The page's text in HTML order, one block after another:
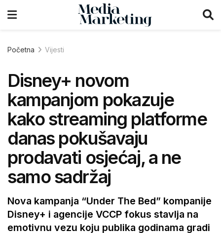
Početna Vijesti
Disney+ novom
kampanjom pokazuje
kako streaming platforme
danas pokušavaju
prodavati osjećaj, a ne
samo sadržaj
Nova kampanja “Under The Bed” kompanije
Disney+ i agencije VCCP fokus stavlja na
emotivnu vezu koju publika godinama gradi